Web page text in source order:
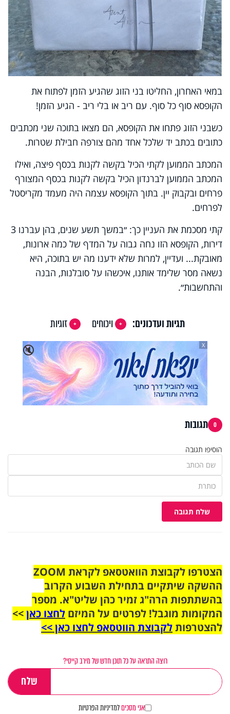
במאי האחרון, החליטו בני הזוג שהגיע הזמן לפתוח את
הקופסא סוף כל סוף. עם ריב או בלי ריב - הגיע הזמן!
כשבני הזוג פתחו את הקופסא, הם מצאו בתוכה שני מכתבים
כתובים בכתב יד שלכל אחד מהם צורפה חבילת שטרות.
המכתב הממוען לקתי הכיל בקשה לקנות בכסף פיצה, ואילו
המכתב הממוען לברנדון הכיל בקשה לקנות בכסף המצורף
פרחים ובקבוק יין. בתוך הקופסא עצמה היה מעמד מקריסטל
לפרחים.
קתי מסכמת את העניין כך: ״במשך תשע שנים, בהן עברנו 3
דירות, הקופסא הזו נחה גבוה על המדף של כמה ארונות,
מאובקת... ועדיין, למרות שלא ידענו מה יש בתוכה, היא
נשאה מסר שלימד אותנו, איכשהו על סובלנות, הבנה
והתחשבות״.
תגיות ועדכונים: ויכוחים
זוגיות
🔇
X
0 תגובות
הוסיפו תגובה
שלח תגובה
הצטרפו לקבוצת הוואטסאפ לקראת ZOOM
ההשקה שיתקיים בתחילת השבוע הקרוב
בהשתתפות הרה"ג זמיר כהן שליט"א. מספר
המקומות מוגבל! לפרטים על המיזם לחצו כאן>>
להצטרפותלקבוצת הווטסאפ לחצו כאן >>
רוצה התראה על כל תוכן חדש של מירב קייסי?
אני מסכיםלמדיניות הפרטיות